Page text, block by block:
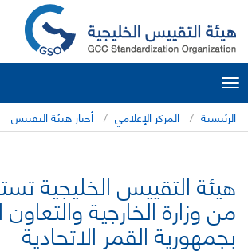
Toggle
navigation
الرئيسية المركز الإعلامي أخبار هيئة التقييس
هيئة التقييس الخليجية
من وزارة الخارجية
بجمهورية القمر الاتحادية